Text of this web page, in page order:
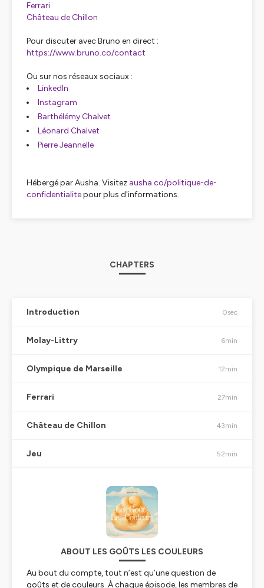
Ferrari
Château de Chillon
Pour discuter avec Bruno en direct :
https://www.bruno.co/contact
Ou sur nos réseaux sociaux :
LinkedIn
Instagram
Barthélémy Chalvet
Léonard Chalvet
Pierre Jeannelle
Hébergé par Ausha. Visitez ausha.co/politique-de-
confidentialitepour plus d'informations.
CHAPTERS
Introduction 0sec
Molay-Littry 6min
Olympique de Marseille 12min
Ferrari 27min
Château de Chillon 43min
Jeu 52min
ABOUT LES GOÛTS LES COULEURS
Au bout du compte, tout n’est qu’une question de
goûts et de couleurs. À chaque épisode, les membres de